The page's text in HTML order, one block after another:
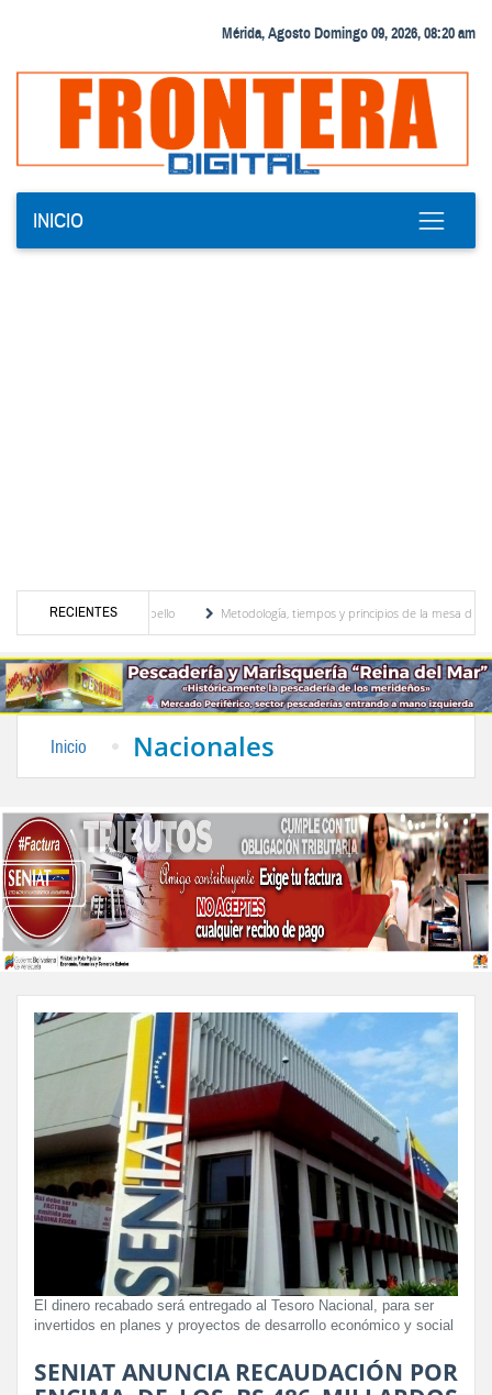
Mérida, Agosto Domingo 09, 2026, 08:20 am
INICIO
RECIENTES
por José David Cabello
Metodología, tiempos y principios de la mesa de
Inicio Nacionales
El dinero recabado será entregado al Tesoro Nacional, para ser
invertidos en planes y proyectos de desarrollo económico y social
SENIAT ANUNCIA RECAUDACIÓN POR